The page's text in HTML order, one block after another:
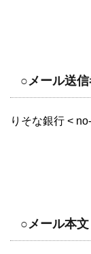
○メール送
りそな銀行 <
○メール本文